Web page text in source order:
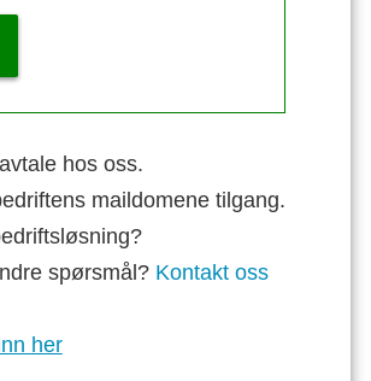
hos oss.
maildomene tilgang.
spørsmål? Kontakt oss
her